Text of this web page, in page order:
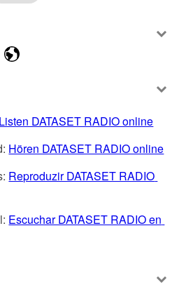
Listen DATASET RADIO online
Hören DATASET RADIO online
Reproduzir DATASET RADIO
Escuchar DATASET RADIO en